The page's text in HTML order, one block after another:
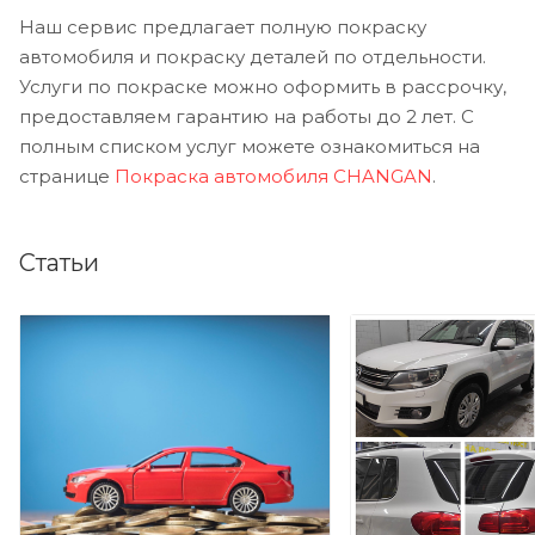
Наш сервис предлагает полную покраску
автомобиля и покраску деталей по отдельности.
Услуги по покраске можно оформить в рассрочку,
предоставляем гарантию на работы до 2 лет. С
полным списком услуг можете ознакомиться на
странице Покраска автомобиля CHANGAN.
Статьи